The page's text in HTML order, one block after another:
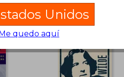
Unidos
quedo aquí